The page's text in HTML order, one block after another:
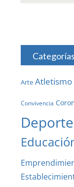
Categorías
Arte Atletismo
Convivencia